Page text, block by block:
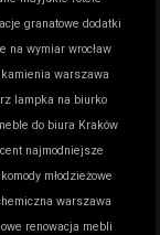
granatowe dodatki
na wymiar wrocław
warszawa
lampka na biurko
do biura Kraków
najmodniejsze
młodzieżowe
warszawa
renowacja mebli